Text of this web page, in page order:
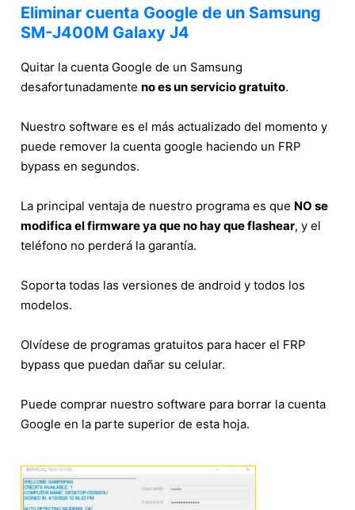
Eliminar cuenta Google de un Samsung
SM-J400M Galaxy J4
Quitar la cuenta Google de un Samsung
desafortunadamente no es un servicio gratuito.
Nuestro software es el más actualizado del momento y
puede remover la cuenta google haciendo un FRP
bypass en segundos.
La principal ventaja de nuestro programa es que NO se
modifica el firmware ya que no hay que flashear, y el
teléfono no perderá la garantía.
Soporta todas las versiones de android y todos los
modelos.
Olvídese de programas gratuitos para hacer el FRP
bypass que puedan dañar su celular.
Puede comprar nuestro software para borrar la cuenta
Google en la parte superior de esta hoja.